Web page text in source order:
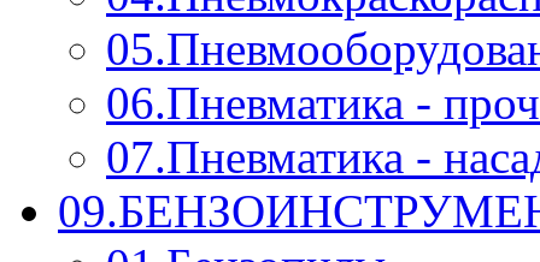
06.Пневматика -
07.Пневматика -